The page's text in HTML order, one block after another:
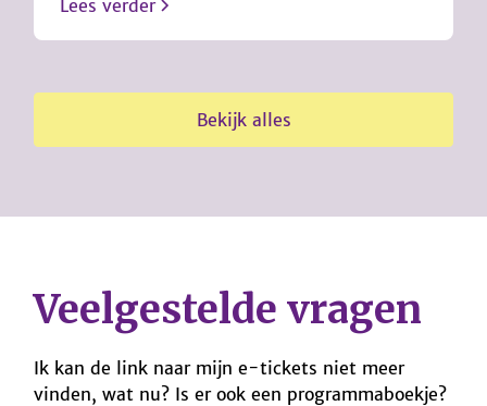
Lees verder
Bekijk alles
Veelgestelde vragen
Ik kan de link naar mijn e-tickets niet meer
vinden, wat nu? Is er ook een programmaboekje?